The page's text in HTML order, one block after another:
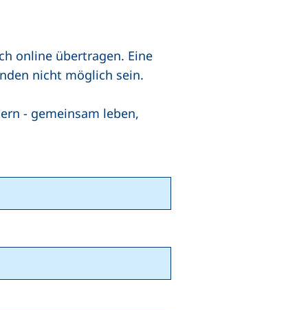
online übertragen. Eine
nicht möglich sein.
- gemeinsam leben,